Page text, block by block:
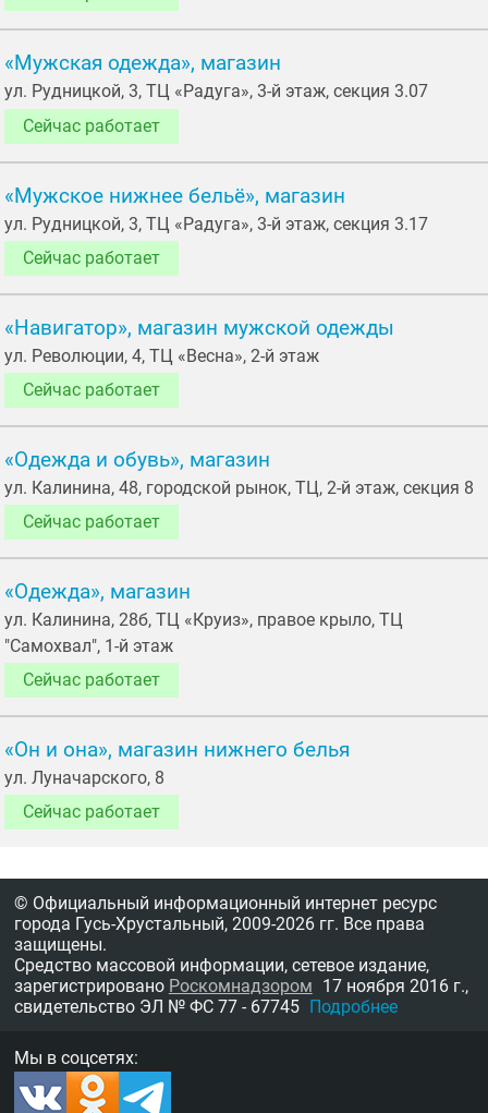
«Мужская одежда», магазин
ул. Рудницкой, 3, ТЦ «Радуга», 3-й этаж, секция 3.07
Сейчас работает
«Мужское нижнее бельё», магазин
ул. Рудницкой, 3, ТЦ «Радуга», 3-й этаж, секция 3.17
Сейчас работает
«Навигатор», магазин мужской одежды
ул. Революции, 4, ТЦ «Весна», 2-й этаж
Сейчас работает
«Одежда и обувь», магазин
ул. Калинина, 48, городской рынок, ТЦ, 2-й этаж, секция 8
Сейчас работает
«Одежда», магазин
ул. Калинина, 28б, ТЦ «Круиз», правое крыло, ТЦ
"Самохвал", 1-й этаж
Сейчас работает
«Он и она», магазин нижнего белья
ул. Луначарского, 8
Сейчас работает
© Официальный информационный интернет ресурс
города Гусь-Хрустальный, 2009-2026 гг. Все права
защищены.
Средство массовой информации, сетевое издание,
зарегистрировано Роскомнадзором 17 ноября 2016 г.,
свидетельство ЭЛ № ФС 77 - 67745 Подробнее
Мы в соцсетях: